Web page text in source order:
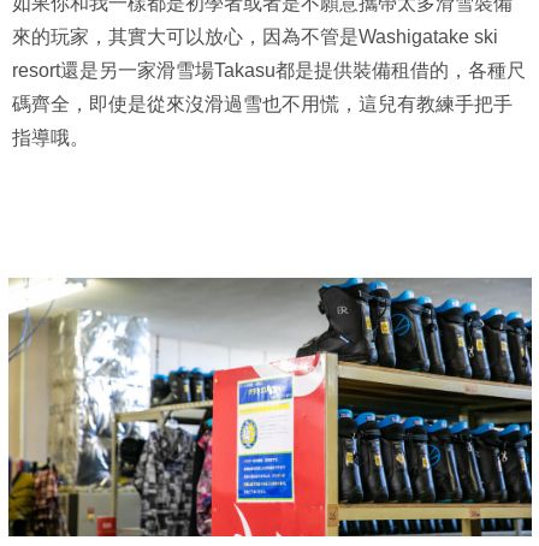
來的玩家，其實大可以放心，因為不管是Washigatake ski
resort還是另一家滑雪場Takasu都是提供裝備租借的，各種尺
碼齊全，即使是從來沒滑過雪也不用慌，這兒有教練手把手
指導哦。